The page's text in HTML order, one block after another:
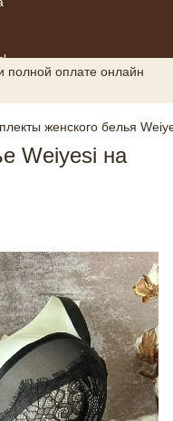
полной оплате онлайн
женского белья
Weiyesi на